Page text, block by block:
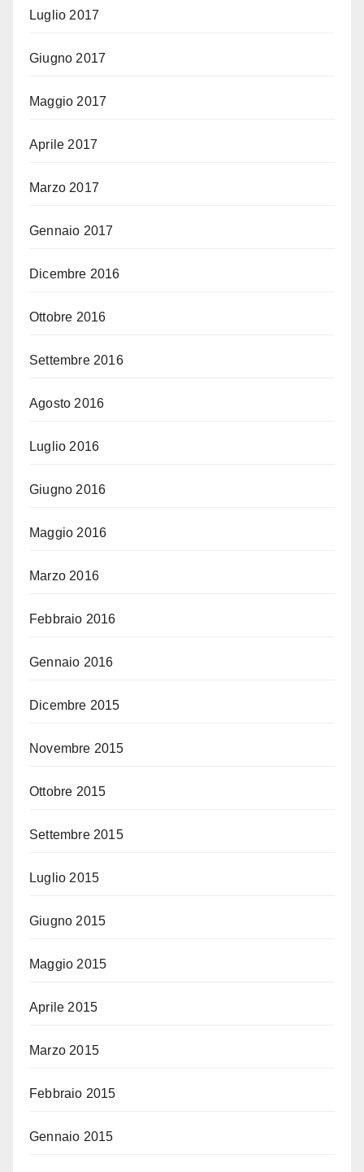
Luglio 2017
Giugno 2017
Maggio 2017
Aprile 2017
Marzo 2017
Gennaio 2017
Dicembre 2016
Ottobre 2016
Settembre 2016
Agosto 2016
Luglio 2016
Giugno 2016
Maggio 2016
Marzo 2016
Febbraio 2016
Gennaio 2016
Dicembre 2015
Novembre 2015
Ottobre 2015
Settembre 2015
Luglio 2015
Giugno 2015
Maggio 2015
Aprile 2015
Marzo 2015
Febbraio 2015
Gennaio 2015